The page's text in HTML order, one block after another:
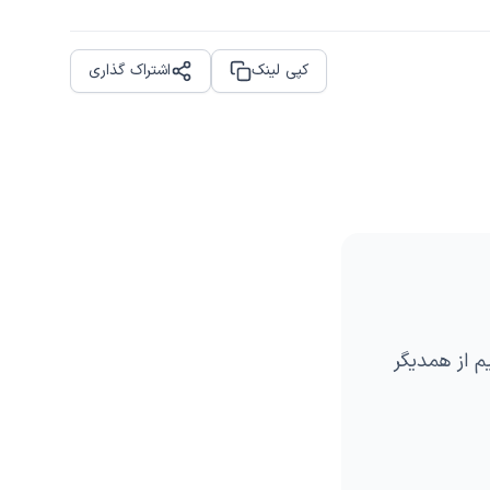
کپی لینک اشتراک گذاری
Share
از همدیگر